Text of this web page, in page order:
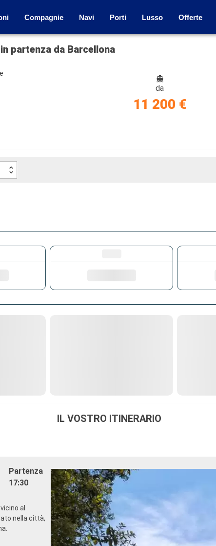
Compagnie Navi Porti Lusso Offerte
partenza da Barcellona
da
11 200 €
IL VOSTRO ITINERARIO
Partenza
17:30
al
nella città,